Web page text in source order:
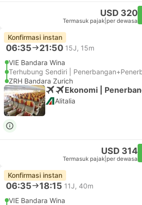
USD 320
Termasuk pajak per dewasa
Konfirmasi instan
06:35 21:50 15J, 15m
VIE Bandara Wina
Terhubung Sendiri |
ZRH Bandara Zurich
Ekonomi |
Alitalia
USD 314
Termasuk pajak per dewasa
Konfirmasi instan
06:35 18:15 11J, 40m
VIE Bandara Wina